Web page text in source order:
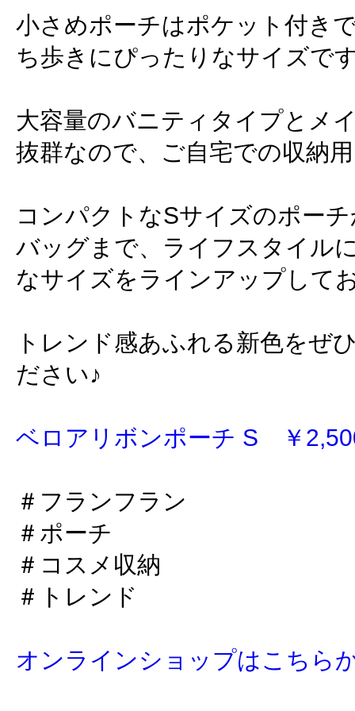
小さめポーチはポケット付き
ち歩きにぴったりなサイズで
大容量のバニティタイプとメ
抜群なので、ご自宅での収納
コンパクトなSサイズのポー
バッグまで、ライフスタイル
なサイズをラインアップして
トレンド感あふれる新色をぜ
ださい♪
ベロアリボンポーチ S ￥
＃フランフラン
＃ポーチ
＃コスメ収納
＃トレンド
オンラインショップはこちら